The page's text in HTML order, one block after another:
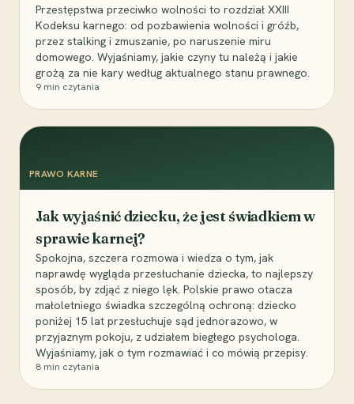
Przestępstwa przeciwko wolności to rozdział XXIII
Kodeksu karnego: od pozbawienia wolności i gróźb,
przez stalking i zmuszanie, po naruszenie miru
domowego. Wyjaśniamy, jakie czyny tu należą i jakie
grożą za nie kary według aktualnego stanu prawnego.
9 min czytania
PRAWO KARNE
Jak wyjaśnić dziecku, że jest świadkiem w
sprawie karnej?
Spokojna, szczera rozmowa i wiedza o tym, jak
naprawdę wygląda przesłuchanie dziecka, to najlepszy
sposób, by zdjąć z niego lęk. Polskie prawo otacza
małoletniego świadka szczególną ochroną: dziecko
poniżej 15 lat przesłuchuje sąd jednorazowo, w
przyjaznym pokoju, z udziałem biegłego psychologa.
Wyjaśniamy, jak o tym rozmawiać i co mówią przepisy.
8 min czytania